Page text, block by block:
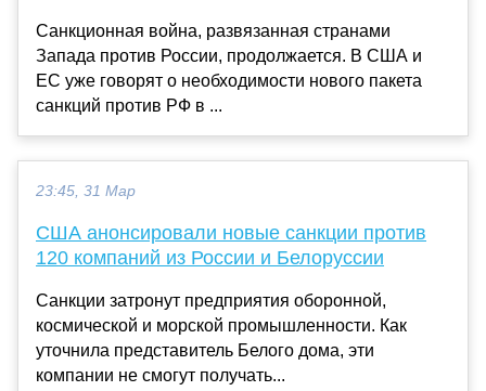
Санкционная война, развязанная странами
Запада против России, продолжается. В США и
ЕС уже говорят о необходимости нового пакета
санкций против РФ в ...
23:45, 31 Мар
США анонсировали новые санкции против
120 компаний из России и Белоруссии
Санкции затронут предприятия оборонной,
космической и морской промышленности. Как
уточнила представитель Белого дома, эти
компании не смогут получать...